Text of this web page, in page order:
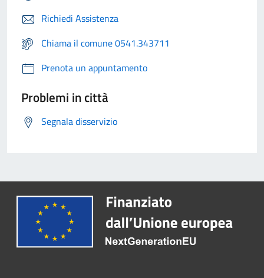
Richiedi Assistenza
Chiama il comune 0541.343711
Prenota un appuntamento
Problemi in città
Segnala disservizio